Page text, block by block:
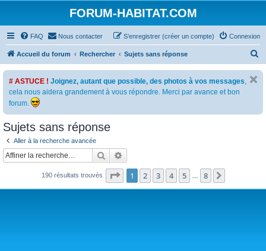
FORUM-HABITAT.COM
FAQ Nous contacter Connexion
S’enregistrer (créer un compte)
Accueil du forum Rechercher Sujets sans réponse
e
# ASTUCE ! Joignez, autant que possible, des photos à vos messages,
cela nous aidera grandement à vous répondre. Merci par avance et bon
forum.
Sujets sans réponse
Aller à la recherche avancée
Rechercher
190 résultats trouvés Page 1sur8
1 2 3 4 5 8